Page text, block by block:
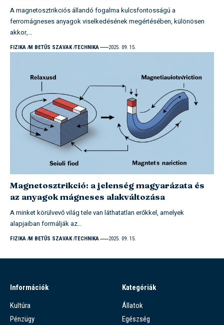
A magnetosztrikciós állandó fogalma kulcsfontosságú a
ferromágneses anyagok viselkedésének megértésében, különösen
akkor,…
FIZIKA M BETŰS SZAVAK TECHNIKA 2025. 09. 15.
Magnetosztrikció: a jelenség magyarázata és
az anyagok mágneses alakváltozása
A minket körülvevő világ tele van láthatatlan erőkkel, amelyek
alapjaiban formálják az…
FIZIKA M BETŰS SZAVAK TECHNIKA 2025. 09. 15.
Információk
Kultúra
Pénzügy
Kategóriák
Állatok
Egészség